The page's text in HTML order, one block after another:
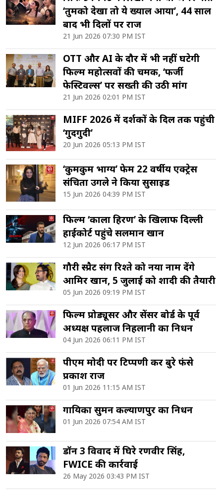
‘तुमको देखा तो ये ख्याल आया’, 44 साल
बाद भी दिलों पर राज
21 Jun 2026 07:30 PM IST
OTT और AI के दौर में भी नहीं घटेगी
फिल्म महोत्सवों की चमक, ‘फर्जी
फेस्टिवल्स’ पर सख्ती की उठी मांग
21 Jun 2026 02:01 PM IST
MIFF 2026 में दर्शकों के दिल तक पहुंची
‘गुदगुदी’
20 Jun 2026 05:13 PM IST
‘कुमकुम भाग्य’ फेम 22 वर्षीय एक्ट्रेस
संचिता उगले ने किया सुसाइड
15 Jun 2026 04:39 PM IST
फिल्म ‘काला हिरण’ के खिलाफ दिल्ली
हाईकोर्ट पहुंचे सलमान खान
12 Jun 2026 06:17 PM IST
गौरी स्प्रैट संग रिश्ते को नया नाम देंगे
आमिर खान, 5 जुलाई को शादी की तैयारी
05 Jun 2026 09:19 PM IST
फिल्म प्रोड्यूसर और सेंसर बोर्ड के पूर्व
अध्यक्ष पहलाज निहलानी का निधन
04 Jun 2026 06:11 PM IST
पीएम मोदी पर टिप्पणी कर बुरे फंसे
प्रकाश राज
01 Jun 2026 11:15 AM IST
गायिका सुमन कल्याणपुर का निधन
01 Jun 2026 07:54 AM IST
डॉन 3 विवाद में घिरे रणवीर सिंह,
FWICE की कार्रवाई
26 May 2026 03:43 PM IST